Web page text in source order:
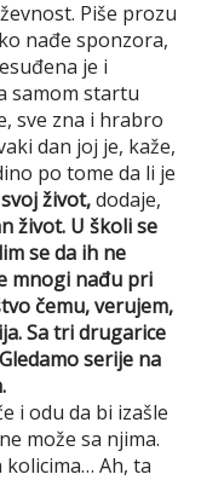
Piše prozu
nađe sponzora,
je i
samom startu
sve zna i hrabro
dan joj je, kaže,
po tome da li je
život,dodaje,
život. U školi se
se da ih ne
mnogi nađu pri
čemu, verujem,
Sa tri drugarice
serije na
i odu da bi izašle
može sa njima.
kolicima… Ah, ta